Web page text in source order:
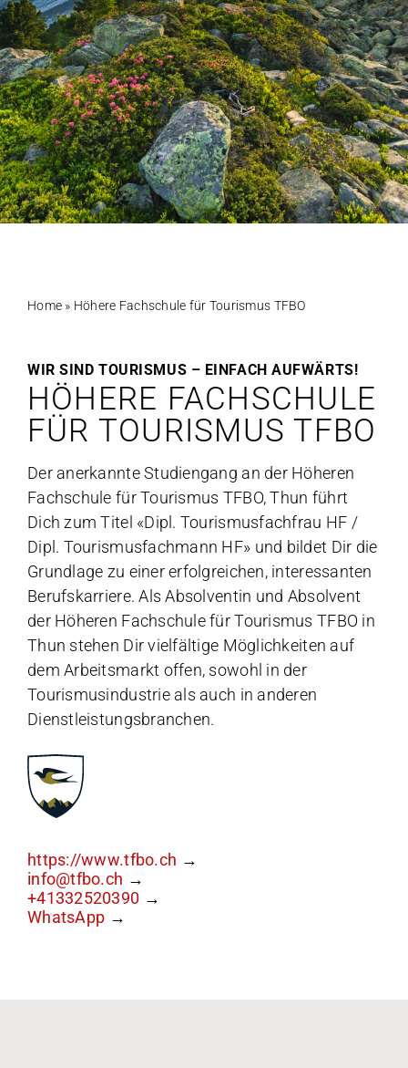
Home » Höhere Fachschule für Tourismus TFBO
WIR SIND TOURISMUS – EINFACH AUFWÄRTS!
HÖHERE FACHSCHULE
FÜR TOURISMUS TFBO
Der anerkannte Studiengang an der Höheren
Fachschule für Tourismus TFBO, Thun führt
Dich zum Titel «Dipl. Tourismusfachfrau HF /
Dipl. Tourismusfachmann HF» und bildet Dir die
Grundlage zu einer erfolgreichen, interessanten
Berufskarriere. Als Absolventin und Absolvent
der Höheren Fachschule für Tourismus TFBO in
Thun stehen Dir vielfältige Möglichkeiten auf
dem Arbeitsmarkt offen, sowohl in der
Tourismusindustrie als auch in anderen
Dienstleistungsbranchen.
https://www.tfbo.ch
info@tfbo.ch
+41332520390
WhatsApp